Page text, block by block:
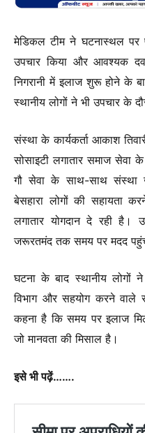
मेडिकल टीम ने घटनास्थल पर
उपचार किया और आवश्यक
निगरानी में इलाज शुरू होने के
स्थानीय लोगों ने भी उपचार के
संस्था के कार्यकर्ता आकाश
सोसाइटी लगातार समाज सेवा के
गौ सेवा के साथ-साथ संस्था
बेसहारा लोगों की सहायता
लगातार योगदान दे रही है।
जरूरतमंद तक समय पर मदद
घटना के बाद स्थानीय लोगों
विभाग और सहयोग करने वाले
कहना है कि समय पर इलाज
जो मानवता की मिसाल है।
इसे भी पढ़ें…….